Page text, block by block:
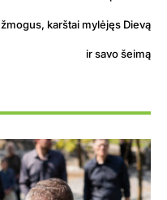
žmogus, karštai mylėjęs Dievą
ir savo šeimą